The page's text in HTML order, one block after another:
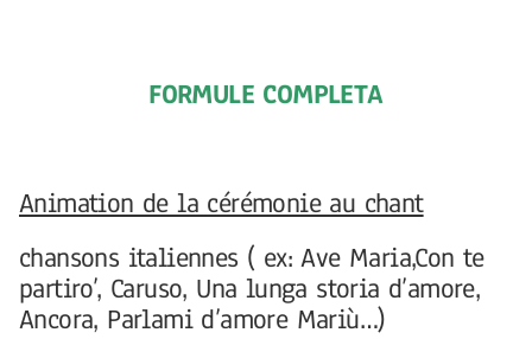
FORMULE COMPLETA
Animation de la cérémonie au chant
chansons italiennes ( ex: Ave Maria,Con te
partiro’, Caruso, Una lunga storia d’amore,
Ancora, Parlami d’amore Mariù…)